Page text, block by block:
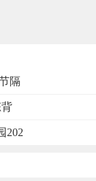
隔
202